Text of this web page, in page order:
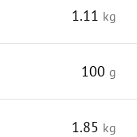
1.11 kg
100 g
1.85 kg